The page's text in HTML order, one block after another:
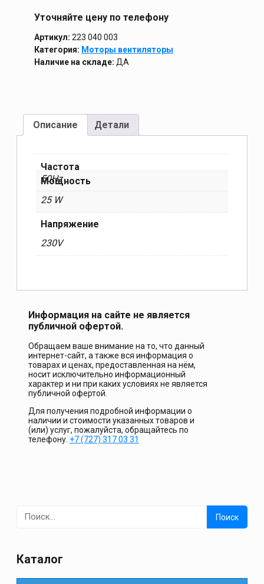
Уточняйте цену по телефону
Артикул: 223 040 003
Категория: Моторы вентиляторы
Наличие на складе: ДА
Описание Детали
Частота
50Hz
Мощность
25 W
Напряжение
230V
Информация на сайте не является
публичной офертой.
Обращаем ваше внимание на то, что данный
интернет-сайт, а также вся информация о
товарах и ценах, предоставленная на нём,
носит исключительно информационный
характер и ни при каких условиях не является
публичной офертой.
Для получения подробной информации о
наличии и стоимости указанных товаров и
(или) услуг, пожалуйста, обращайтесь по
телефону. +7 (727) 317 03 31
Найти:
Каталог